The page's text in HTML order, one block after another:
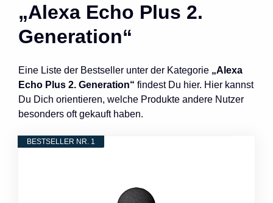
„Alexa Echo Plus 2.
Generation“
Eine Liste der Bestseller unter der Kategorie „Alexa
Echo Plus 2. Generation“ findest Du hier. Hier kannst
Du Dich orientieren, welche Produkte andere Nutzer
besonders oft gekauft haben.
BESTSELLER NR. 1